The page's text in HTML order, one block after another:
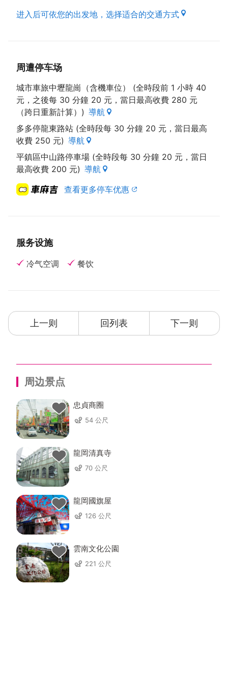
进入后可依您的出发地，选择适合的交通方式
周遭停车场
城市車旅中壢龍崗（含機車位） (全時段前 1 小時 40
元，之後每 30 分鐘 20 元，當日最高收費 280 元
（跨日重新計算）) 導航
多多停龍東路站 (全時段每 30 分鐘 20 元，當日最高
收費 250 元) 導航
平鎮區中山路停車場 (全時段每 30 分鐘 20 元，當日
最高收費 200 元) 導航
查看更多停车优惠
服务设施
冷气空调 餐饮
上一则 回列表 下一则
周边景点
忠貞商圈
54 公尺
龍岡清真寺
70 公尺
龍岡國旗屋
126 公尺
雲南文化公園
221 公尺